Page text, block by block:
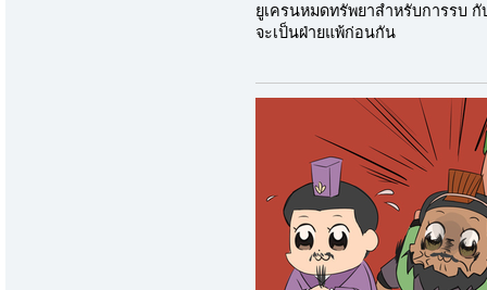
ยูเครนหมดทรัพยาสำหรับการรบ
จะเป็นฝ่ายแพ้ก่อนกัน